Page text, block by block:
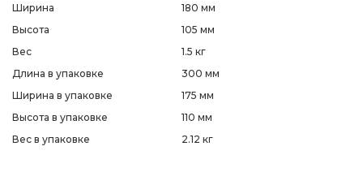
Ширина
180 мм
Высота
105 мм
Вес
1.5 кг
Длина в упаковке
300 мм
Ширина в упаковке
175 мм
Высота в упаковке
110 мм
Вес в упаковке
2.12 кг